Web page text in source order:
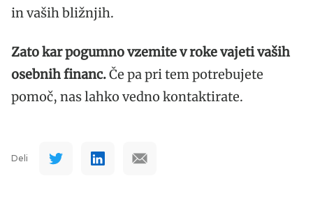
in vaših bližnjih.
Zato kar pogumno vzemite v roke vajeti vaših
osebnih financ.Če pa pri tem potrebujete
pomoč, nas lahko vedno kontaktirate.
Deli